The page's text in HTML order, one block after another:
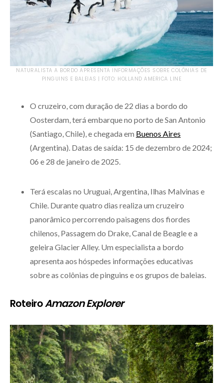
NATURALISTA A BORDO APRESENTA INFORMAÇÕES SOBRE COLÔNIAS DE
PINGUINS E BALEIAS | FOTO: HOLLAND AMERICA LINE
O cruzeiro, com duração de 22 dias a bordo do
Oosterdam, terá embarque no porto de San Antonio
(Santiago, Chile), e chegada em Buenos Aires
(Argentina). Datas de saída: 15 de dezembro de 2024;
06 e 28 de janeiro de 2025.
Terá escalas no Uruguai, Argentina, Ilhas Malvinas e
Chile. Durante quatro dias realiza um cruzeiro
panorâmico percorrendo paisagens dos fiordes
chilenos, Passagem do Drake, Canal de Beagle e a
geleira Glacier Alley. Um especialista a bordo
apresenta aos hóspedes informações educativas
sobre as colônias de pinguins e os grupos de baleias.
RoteiroAmazon Explorer